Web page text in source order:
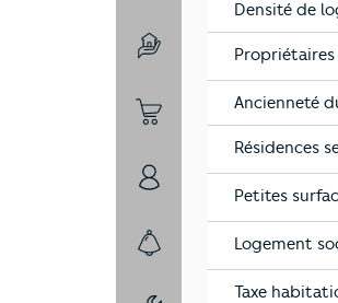
4-Education
5-Commerces
6-Politique
7-Sécurité
Densité de
Propriétaires
Ancienneté
Résidences
Petites
Logement
Taxe